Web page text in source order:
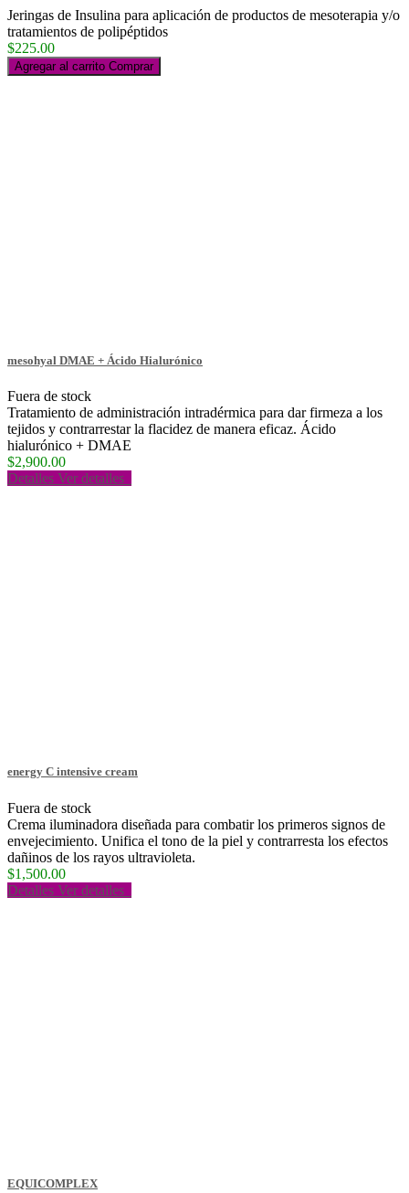
Jeringas de Insulina para aplicación de productos de mesoterapia y/o
tratamientos de polipéptidos
$225.00
Agregar al carrito Comprar
mesohyal DMAE + Ácido Hialurónico
Fuera de stock
Tratamiento de administración intradérmica para dar firmeza a los
tejidos y contrarrestar la flacidez de manera eficaz. Ácido
hialurónico + DMAE
$2,900.00
Detalles Ver detalles
energy C intensive cream
Fuera de stock
Crema iluminadora diseñada para combatir los primeros signos de
envejecimiento. Unifica el tono de la piel y contrarresta los efectos
dañinos de los rayos ultravioleta.
$1,500.00
Detalles Ver detalles
EQUICOMPLEX